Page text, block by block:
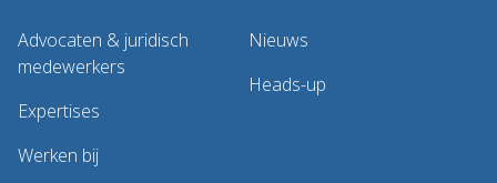
Advocaten & juridisch
medewerkers
Expertises
Werken bij
Nieuws
Heads-up